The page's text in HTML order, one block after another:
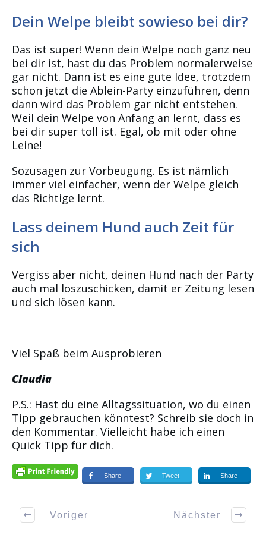
Dein Welpe bleibt sowieso bei dir?
Das ist super! Wenn dein Welpe noch ganz neu
bei dir ist, hast du das Problem normalerweise
gar nicht. Dann ist es eine gute Idee, trotzdem
schon jetzt die Ablein-Party einzuführen, denn
dann wird das Problem gar nicht entstehen.
Weil dein Welpe von Anfang an lernt, dass es
bei dir super toll ist. Egal, ob mit oder ohne
Leine!
Sozusagen zur Vorbeugung. Es ist nämlich
immer viel einfacher, wenn der Welpe gleich
das Richtige lernt.
Lass deinem Hund auch Zeit für
sich
Vergiss aber nicht, deinen Hund nach der Party
auch mal loszuschicken, damit er Zeitung lesen
und sich lösen kann.
Viel Spaß beim Ausprobieren
Claudia
P.S.: Hast du eine Alltagssituation, wo du einen
Tipp gebrauchen könntest? Schreib sie doch in
den Kommentar. Vielleicht habe ich einen
Quick Tipp für dich.
Share Tweet Share
Voriger Nächster